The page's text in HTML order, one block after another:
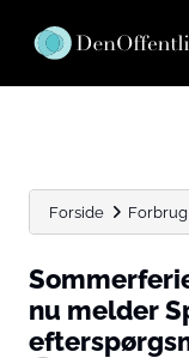
Forside Forbrug
nu melder